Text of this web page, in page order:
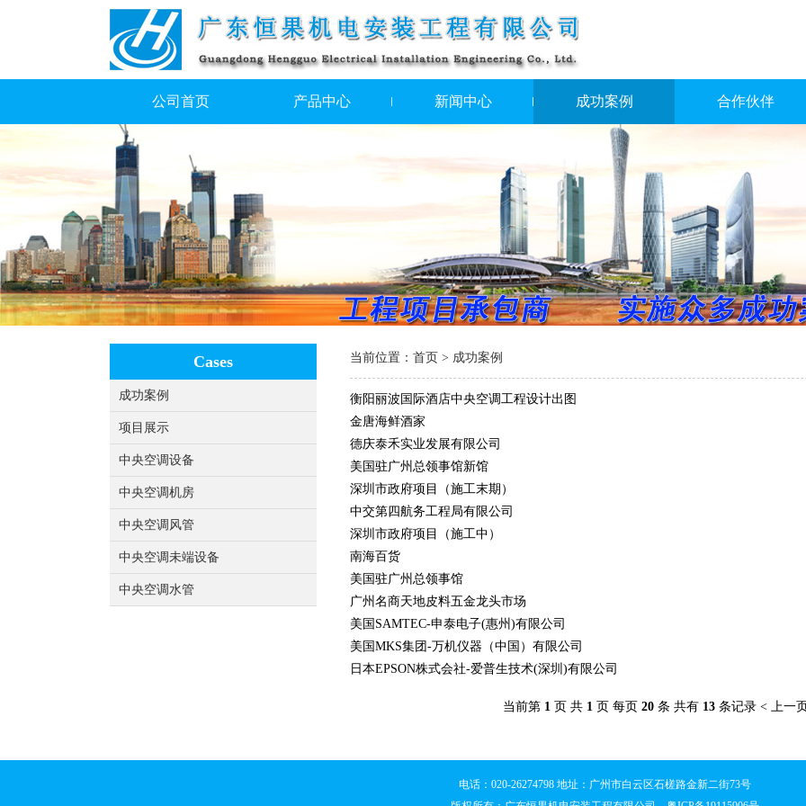
公司首页 产品中心 新闻中心 成功案例 合作伙伴
Cases
成功案例
项目展示
中央空调设备
中央空调机房
中央空调风管
中央空调未端设备
中央空调水管
当前位置： 首页 > 成功案例
衡阳丽波国际酒店中央空调工程设计出图
金唐海鲜酒家
德庆泰禾实业发展有限公司
美国驻广州总领事馆新馆
深圳市政府项目（施工末期）
中交第四航务工程局有限公司
深圳市政府项目（施工中）
南海百货
美国驻广州总领事馆
广州名商天地皮料五金龙头市场
美国SAMTEC-申泰电子(惠州)有限公司
美国MKS集团-万机仪器（中国）有限公司
日本EPSON株式会社-爱普生技术(深圳)有限公司
当前第 1页 共 1页 每页 20条 共有 13条记录 < 上一
电话：020-26274798 地址：广州市白云区石槎路金新二街73号